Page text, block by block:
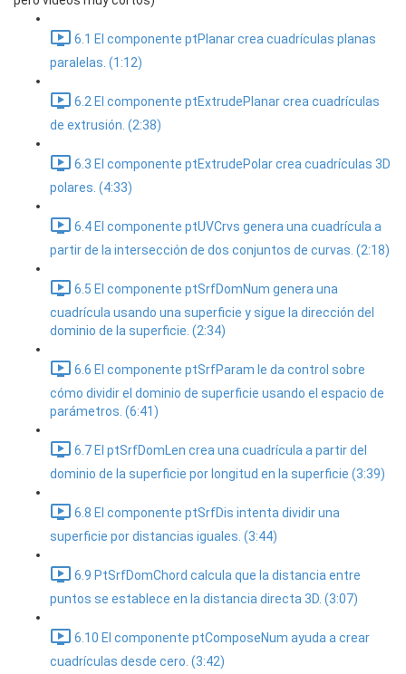
6.1 El componente ptPlanar crea cuadrículas planas
paralelas. (1:12)
6.2 El componente ptExtrudePlanar crea cuadrículas
de extrusión. (2:38)
6.3 El componente ptExtrudePolar crea cuadrículas 3D
polares. (4:33)
6.4 El componente ptUVCrvs genera una cuadrícula a
partir de la intersección de dos conjuntos de curvas. (2:18)
6.5 El componente ptSrfDomNum genera una
cuadrícula usando una superficie y sigue la dirección del
dominio de la superficie. (2:34)
6.6 El componente ptSrfParam le da control sobre
cómo dividir el dominio de superficie usando el espacio de
parámetros. (6:41)
6.7 El ptSrfDomLen crea una cuadrícula a partir del
dominio de la superficie por longitud en la superficie (3:39)
6.8 El componente ptSrfDis intenta dividir una
superficie por distancias iguales. (3:44)
6.9 PtSrfDomChord calcula que la distancia entre
puntos se establece en la distancia directa 3D. (3:07)
6.10 El componente ptComposeNum ayuda a crear
cuadrículas desde cero. (3:42)